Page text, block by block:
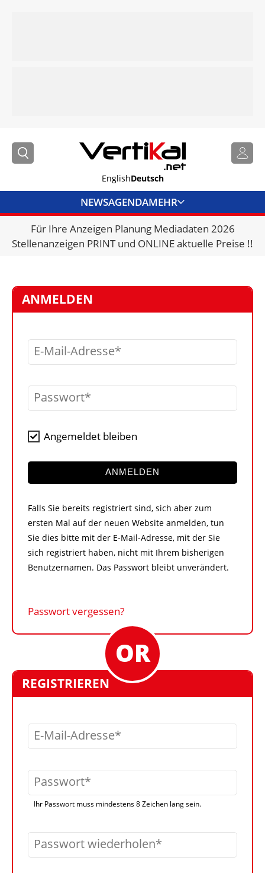
EnglishDeutsch
NEWSAGENDAMEHR
BRANCHENLINKS
VERMIETER
VIDEOS
BIBLIOTHEK
KRAN & BÜHNE
KONTAKT
Für Ihre Anzeigen Planung Mediadaten 2026
Stellenanzeigen PRINT und ONLINE aktuelle Preise !!
ANMELDEN
E-Mail-Adresse
Passwort
Angemeldet bleiben
ANMELDEN
Falls Sie bereits registriert sind, sich aber zum
ersten Mal auf der neuen Website anmelden, tun
Sie dies bitte mit der E-Mail-Adresse, mit der Sie
sich registriert haben, nicht mit Ihrem bisherigen
Benutzernamen. Das Passwort bleibt unverändert.
Passwort vergessen?
REGISTRIEREN
E-Mail-Adresse
Passwort
Ihr Passwort muss mindestens 8 Zeichen lang sein.
Passwort wiederholen